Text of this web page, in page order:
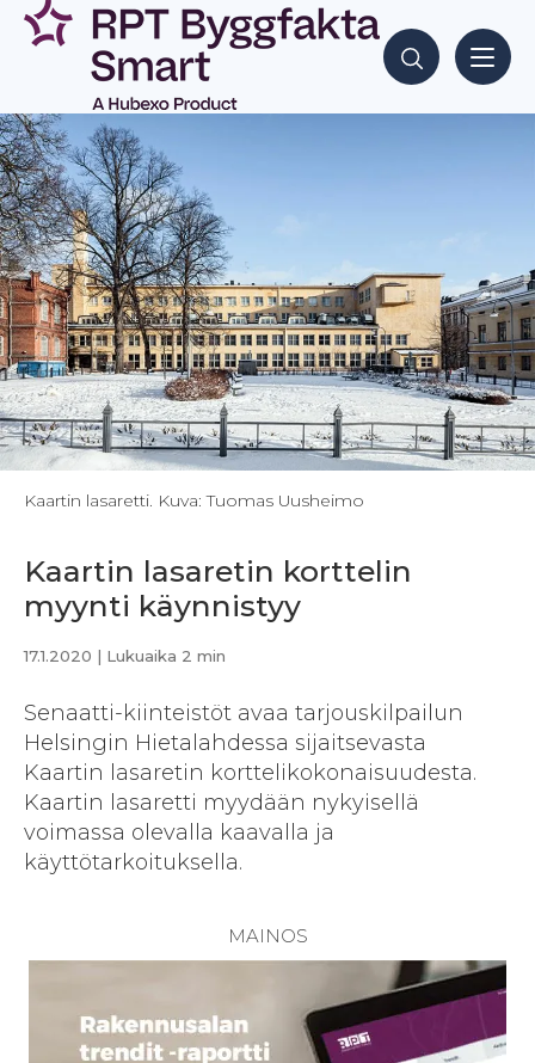
Siirry
sisältöön
Hae sisältöjä
Kaartin lasaretti. Kuva: Tuomas Uusheimo
Kaartin lasaretin korttelin
myynti käynnistyy
17.1.2020 | Lukuaika 2 min
Senaatti-kiinteistöt avaa tarjouskilpailun
Helsingin Hietalahdessa sijaitsevasta
Kaartin lasaretin korttelikokonaisuudesta.
Kaartin lasaretti myydään nykyisellä
voimassa olevalla kaavalla ja
käyttötarkoituksella.